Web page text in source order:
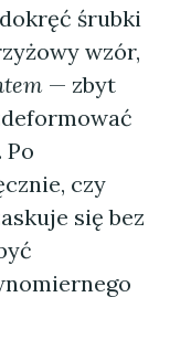
śrubki
wzór,
— zbyt
czy
się bez